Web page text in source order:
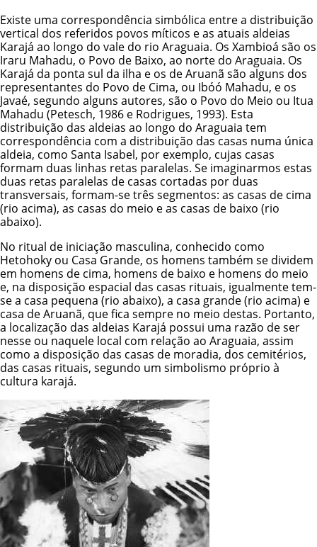
Existe uma correspondência simbólica entre a distribuição
vertical dos referidos povos míticos e as atuais aldeias
Karajá ao longo do vale do rio Araguaia. Os Xambioá são os
Iraru Mahadu, o Povo de Baixo, ao norte do Araguaia. Os
Karajá da ponta sul da ilha e os de Aruanã são alguns dos
representantes do Povo de Cima, ou Ibóó Mahadu, e os
Javaé, segundo alguns autores, são o Povo do Meio ou Itua
Mahadu (Petesch, 1986 e Rodrigues, 1993). Esta
distribuição das aldeias ao longo do Araguaia tem
correspondência com a distribuição das casas numa única
aldeia, como Santa Isabel, por exemplo, cujas casas
formam duas linhas retas paralelas. Se imaginarmos estas
duas retas paralelas de casas cortadas por duas
transversais, formam-se três segmentos: as casas de cima
(rio acima), as casas do meio e as casas de baixo (rio
abaixo).
No ritual de iniciação masculina, conhecido como
Hetohoky ou Casa Grande, os homens também se dividem
em homens de cima, homens de baixo e homens do meio
e, na disposição espacial das casas rituais, igualmente tem-
se a casa pequena (rio abaixo), a casa grande (rio acima) e
casa de Aruanã, que fica sempre no meio destas. Portanto,
a localização das aldeias Karajá possui uma razão de ser
nesse ou naquele local com relação ao Araguaia, assim
como a disposição das casas de moradia, dos cemitérios,
das casas rituais, segundo um simbolismo próprio à
cultura karajá.